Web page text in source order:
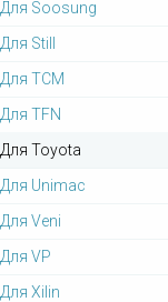
Для Soosung
Для Still
Для TCM
Для TFN
Для Toyota
Для Unimac
Для Veni
Для VP
Для Xilin